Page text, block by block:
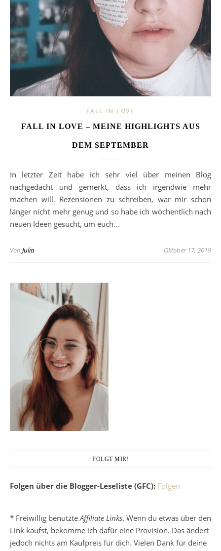
FALL IN LOVE
FALL IN LOVE – MEINE HIGHLIGHTS AUS
DEM SEPTEMBER
In letzter Zeit habe ich sehr viel über meinen Blog
nachgedacht und gemerkt, dass ich irgendwie mehr
machen will. Rezensionen zu schreiben, war mir schon
länger nicht mehr genug und so habe ich wöchentlich nach
neuen Ideen gesucht, um euch…
Von Julia Oktober 17, 2019
FOLGT MIR!
Folgen über die Blogger-Leseliste (GFC): Folgen
* Freiwillig benutzte Affiliate Links. Wenn du etwas über den
Link kaufst, bekomme ich dafür eine Provision. Das ändert
jedoch nichts am Kaufpreis für dich. Vielen Dank für deine